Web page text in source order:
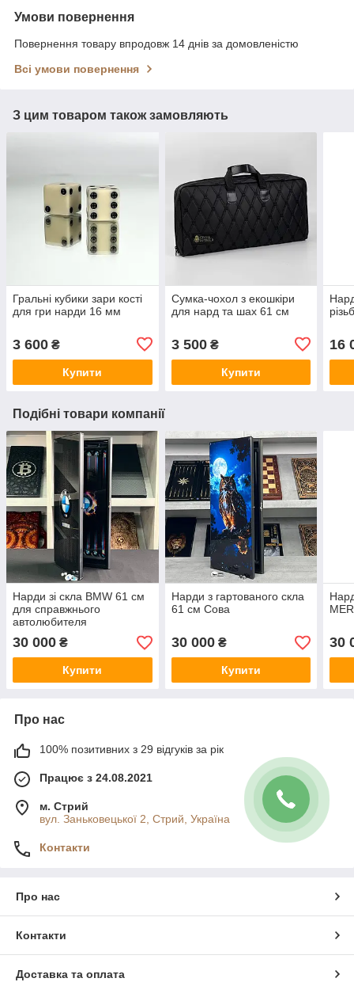
Умови повернення
Повернення товару впродовж 14 днів за домовленістю
Всі умови повернення
З цим товаром також замовляють
Гральні кубики зари кості
для гри нарди 16 мм
3 600 ₴
Купити
Сумка-чохол з екошкіри
для нард та шах 61 см
3 500₴
Купити
16
Подібні товари компанії
Нарди зі скла BMW 61 см
для справжнього
автолюбителя
30 000 ₴
Купити
Нарди з гартованого скла
61 см Сова
30 000₴
Купити
30
Про нас
100% позитивних з 29 відгуків за рік
Працює з 24.08.2021
м. Стрий
вул. Заньковецької 2, Стрий, Україна
Контакти
Про нас
Контакти
Доставка та оплата